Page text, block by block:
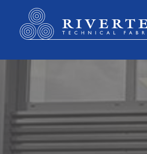
Rivertex Technical Fabrics Group